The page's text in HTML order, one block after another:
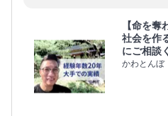
【命を奪
社会を作
にご相談
かわとんぼ